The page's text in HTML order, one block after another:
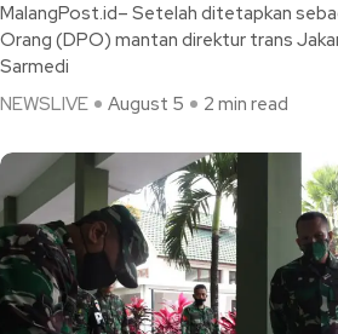
MalangPost.id– Setelah ditetapkan
Orang (DPO) mantan direktur trans
Sarmedi
NEWSLIVE
August 5 2 min read